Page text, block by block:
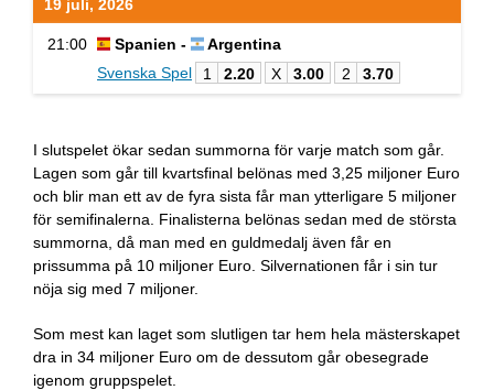
19 juli, 2026
21:00 Spanien -
Argentina
Svenska Spel
1 2.20 X 3.00 2 3.70
I slutspelet ökar sedan summorna för varje match som går.
Lagen som går till kvartsfinal belönas med 3,25 miljoner Euro
och blir man ett av de fyra sista får man ytterligare 5 miljoner
för semifinalerna. Finalisterna belönas sedan med de största
summorna, då man med en guldmedalj även får en
prissumma på 10 miljoner Euro. Silvernationen får i sin tur
nöja sig med 7 miljoner.
Som mest kan laget som slutligen tar hem hela mästerskapet
dra in 34 miljoner Euro om de dessutom går obesegrade
igenom gruppspelet.